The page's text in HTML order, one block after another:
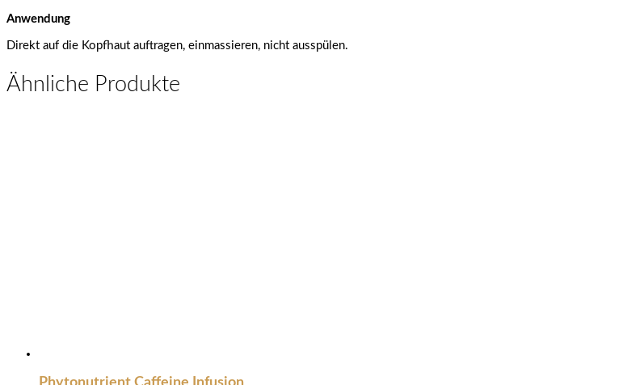
Anwendung
Direkt auf die Kopfhaut auftragen, einmassieren, nicht ausspülen.
Ähnliche Produkte